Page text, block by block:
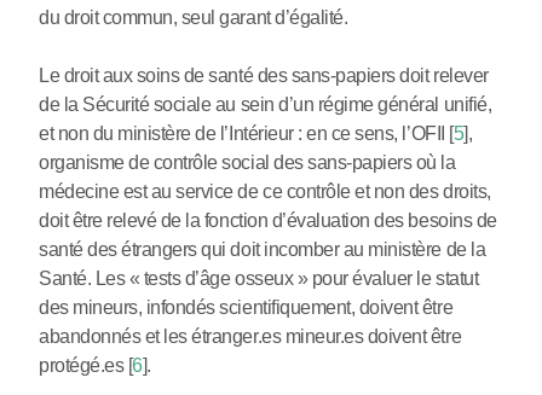
du droit commun, seul garant d’égalité.
Le droit aux soins de santé des sans-papiers doit relever
de la Sécurité sociale au sein d’un régime général unifié,
et non du ministère de l’Intérieur : en ce sens, l’OFII
[5],
organisme de contrôle social des sans-papiers où la
médecine est au service de ce contrôle et non des droits,
doit être relevé de la fonction d’évaluation des besoins de
santé des étrangers qui doit incomber au ministère de la
Santé. Les « tests d’âge osseux » pour évaluer le statut
des mineurs, infondés scientifiquement, doivent être
abandonnés et les étranger.es mineur.es doivent être
protégé.es[6].